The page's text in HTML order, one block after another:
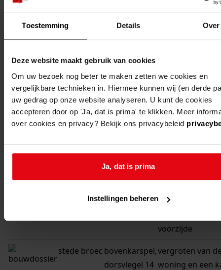
Toestemming Details Over
Deze website maakt gebruik van cookies
Om uw bezoek nog beter te maken zetten we cookies en
vergelijkbare technieken in. Hiermee kunnen wij (en derde
uw gedrag op onze website analyseren. U kunt de cookies
accepteren door op 'Ja, dat is prima' te klikken. Meer
over cookies en privacy? Bekijk ons privacybeleid
Ja, dat is prima
Instellingen beheren
dorsvlegel 13 woning
stede broec
17
linker- en
en het
de woning aan
dorsvlegel 17
achterzijde
stede broecbovenkarspel,
dorsvlegel 24
vergroten van
voorzijde
stede broecbovenkarspel,vergroten van
voorzijde
stede broec bovenkarspel,
dorsvlegel 14
vergroten van
woning en een